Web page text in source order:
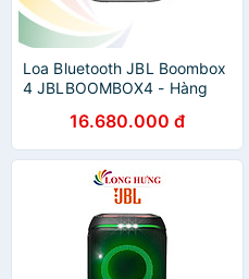
Loa Bluetooth JBL Boombox
4 JBLBOOMBOX4 - Hàng
16.680.000 đ